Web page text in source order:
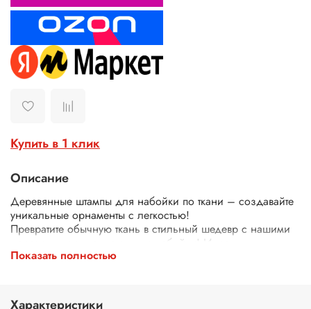
Купить в 1 клик
Описание
Деревянные штампы для набойки по ткани – создавайте
уникальные орнаменты с легкостью!
Превратите обычную ткань в стильный шедевр с нашими
деревянными штампами для набойки! Идеально
подходят для декора одежды, текстиля, сумок, скатертей
Экологичные – изготовлены из дерева.
Показать полностью
Характеристики